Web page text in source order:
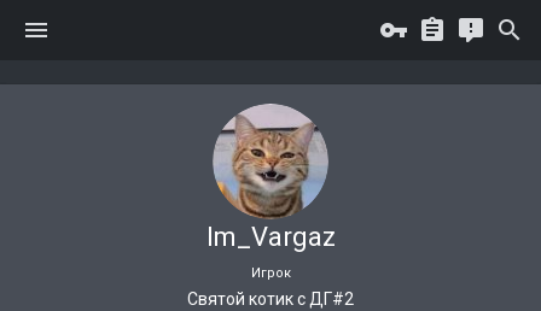
Im_Vargaz
Игрок
Святой котик с ДГ#2